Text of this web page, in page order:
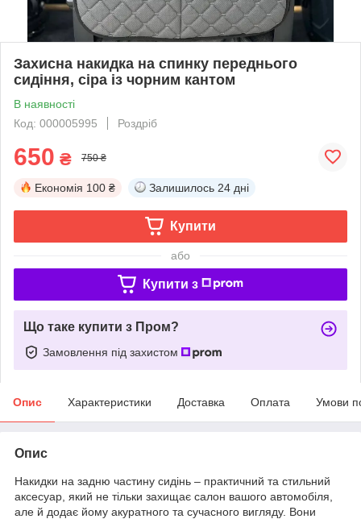
Захисна накидка на спинку переднього
сидіння, сіра із чорним кантом
В наявності
Код: 000005995
Роздріб
650 ₴ 750 ₴
Економія 100 ₴ Залишилось 24 дні
Купити
або
Купити з
Що таке купити з Пром?
Замовлення під захистом
Опис Характеристики Доставка Оплата Умови
Опис
Накидки на задню частину сидінь – практичний та стильний
аксесуар, який не тільки захищає салон вашого автомобіля,
але й додає йому акуратного та сучасного вигляду. Вони